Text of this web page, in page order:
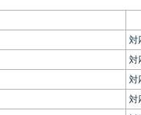
対
対
対
対